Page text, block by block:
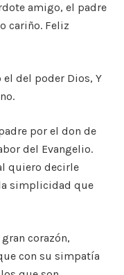
amigo, el padre
cariño. Feliz
el del poder Dios, Y
por el don de
del Evangelio.
quiero decirle
simplicidad que
corazón,
con su simpatía